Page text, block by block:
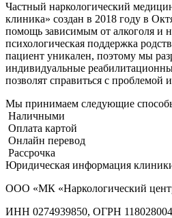
Частный наркологический
клиника» создан в 2018 году в
помощь зависимым от алкоголя и
психологическая поддержка
пациент уникален, поэтому мы
индивидуальные
позволят справиться с проблемой
Мы принимаем следующие
Наличными
Оплата картой
Онлайн перевод
Рассрочка
Юридическая информация
ООО «МК «Наркологический
ИНН 0274939850, ОГРН